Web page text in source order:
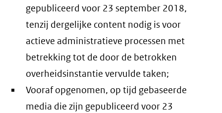
gepubliceerd voor 23 september 2018,
tenzij dergelijke content nodig is voor
actieve administratieve processen met
betrekking tot de door de betrokken
overheidsinstantie vervulde taken;
Vooraf opgenomen, op tijd gebaseerde
media die zijn gepubliceerd voor 23